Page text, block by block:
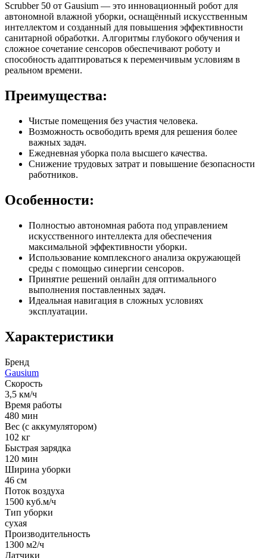
Scrubber 50 от Gausium — это инновационный робот для
автономной влажной уборки, оснащённый искусственным
интеллектом и созданный для повышения эффективности
санитарной обработки. Алгоритмы глубокого обучения и
сложное сочетание сенсоров обеспечивают роботу и
способность адаптироваться к переменчивым условиям в
реальном времени.
Преимущества:
Чистые помещения без участия человека.
Возможность освободить время для решения более
важных задач.
Ежедневная уборка пола высшего качества.
Снижение трудовых затрат и повышение безопасности
работников.
Особенности:
Полностью автономная работа под управлением
искусственного интеллекта для обеспечения
максимальной эффективности уборки.
Использование комплексного анализа окружающей
среды с помощью синергии сенсоров.
Принятие решений онлайн для оптимального
выполнения поставленных задач.
Идеальная навигация в сложных условиях
эксплуатации.
Характеристики
Бренд
Gausium
Скорость
3,5 км/ч
Время работы
480 мин
Вес (с аккумулятором)
102 кг
Быстрая зарядка
120 мин
Ширина уборки
46 см
Поток воздуха
1500 куб.м/ч
Тип уборки
сухая
Производительность
1300 м2/ч
Датчики